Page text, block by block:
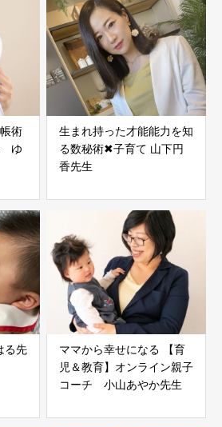
術
ゆ
生まれ持った才能能力を知
る数秘術✖︎子育て 山下円
香先生
る先
ママから幸せになる 【育
児＆教育】オンライン親子
コーチ 小山あやか先生